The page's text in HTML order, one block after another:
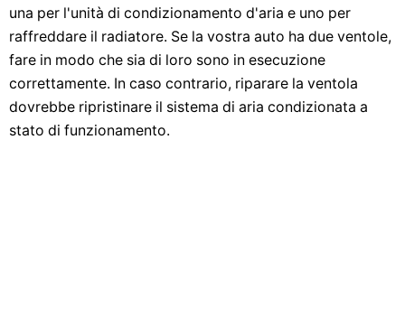
una per l'unità di condizionamento d'aria e uno per
raffreddare il radiatore. Se la vostra auto ha due ventole,
fare in modo che sia di loro sono in esecuzione
correttamente. In caso contrario, riparare la ventola
dovrebbe ripristinare il sistema di aria condizionata a
stato di funzionamento.